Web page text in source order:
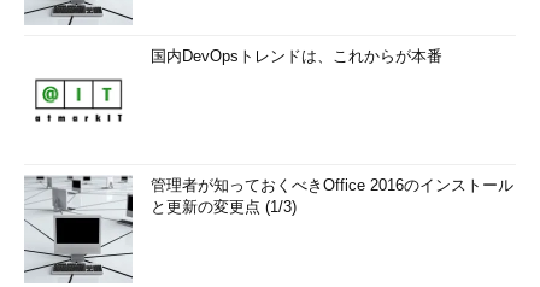
国内DevOpsトレンドは、これからが本番
管理者が知っておくべきOffice 2016のインストール
と更新の変更点 (1/3)